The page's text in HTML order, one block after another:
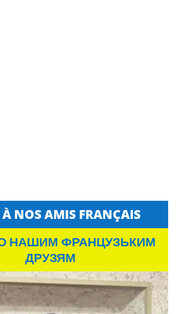
NOS AMIS FRANÇAIS
НАШИМ ФРАНЦУЗЬКИМ
ДРУЗЯМ